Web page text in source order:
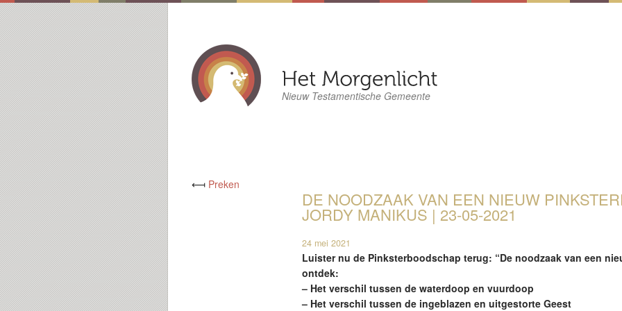
Nieuw Testamentische Gemeente
⟻ Preken
DE NOODZAAK VAN EEN NIEUW
JORDY MANIKUS | 23-05-2021
24 mei 2021
Luister nu de Pinksterboodschap terug: “De noodzaak van een
ontdek:
– Het verschil tussen de waterdoop en vuurdoop
– Het verschil tussen de ingeblazen en uitgestorte Geest